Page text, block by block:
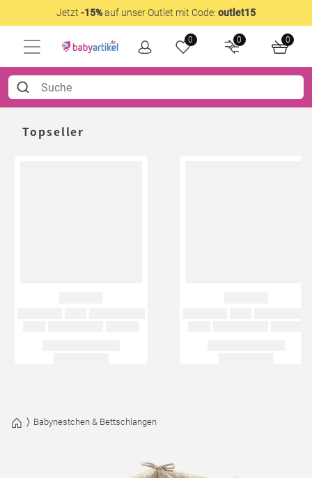
Jetzt -15%auf unser Outlet mit Code: outlet15
0 0 0
Topseller
Babynestchen & Bettschlangen